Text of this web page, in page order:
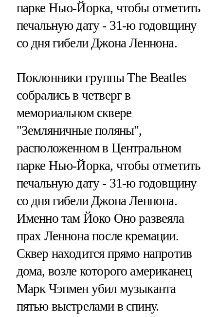
парке Нью-Йорка, чтобы отметить
печальную дату - 31-ю годовщину
со дня гибели Джона Леннона.
Поклонники группы The Beatles
собрались в четверг в
мемориальном сквере
"Земляничные поляны",
расположенном в Центральном
парке Нью-Йорка, чтобы отметить
печальную дату - 31-ю годовщину
со дня гибели Джона Леннона.
Именно там Йоко Оно развеяла
прах Леннона после кремации.
Сквер находится прямо напротив
дома, возле которого американец
Марк Чэпмен убил музыканта
пятью выстрелами в спину.